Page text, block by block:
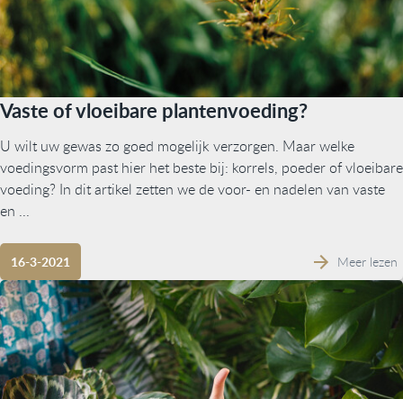
Vaste of vloeibare plantenvoeding?
U wilt uw gewas zo goed mogelijk verzorgen. Maar welke
voedingsvorm past hier het beste bij: korrels, poeder of vloeibare
voeding? In dit artikel zetten we de voor- en nadelen van vaste
en ...
16-3-2021 Meer lezen